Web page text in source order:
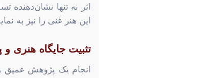
اثر نه تنها
این هنر غنی را نیز به
تثبیت جایگاه هنری
انجام یک پژوهش عمیق